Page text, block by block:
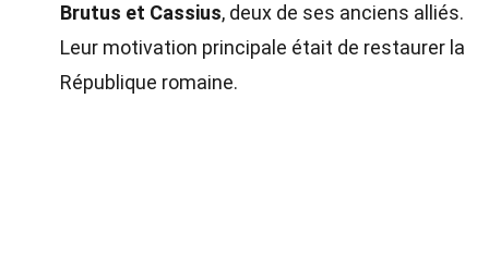
Brutus et Cassius, deux de ses anciens alliés.
Leur motivation principale était de restaurer la
République romaine.